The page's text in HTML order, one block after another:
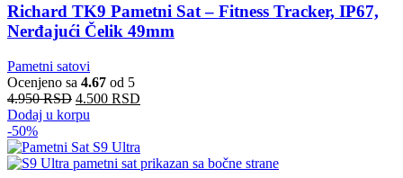
Richard TK9 Pametni Sat – Fitness Tracker, IP67,
Nerđajući Čelik 49mm
Pametni satovi
Ocenjeno sa 4.67 od 5
4.950RSD 4.500 RSD
Dodaj u korpu
-50%